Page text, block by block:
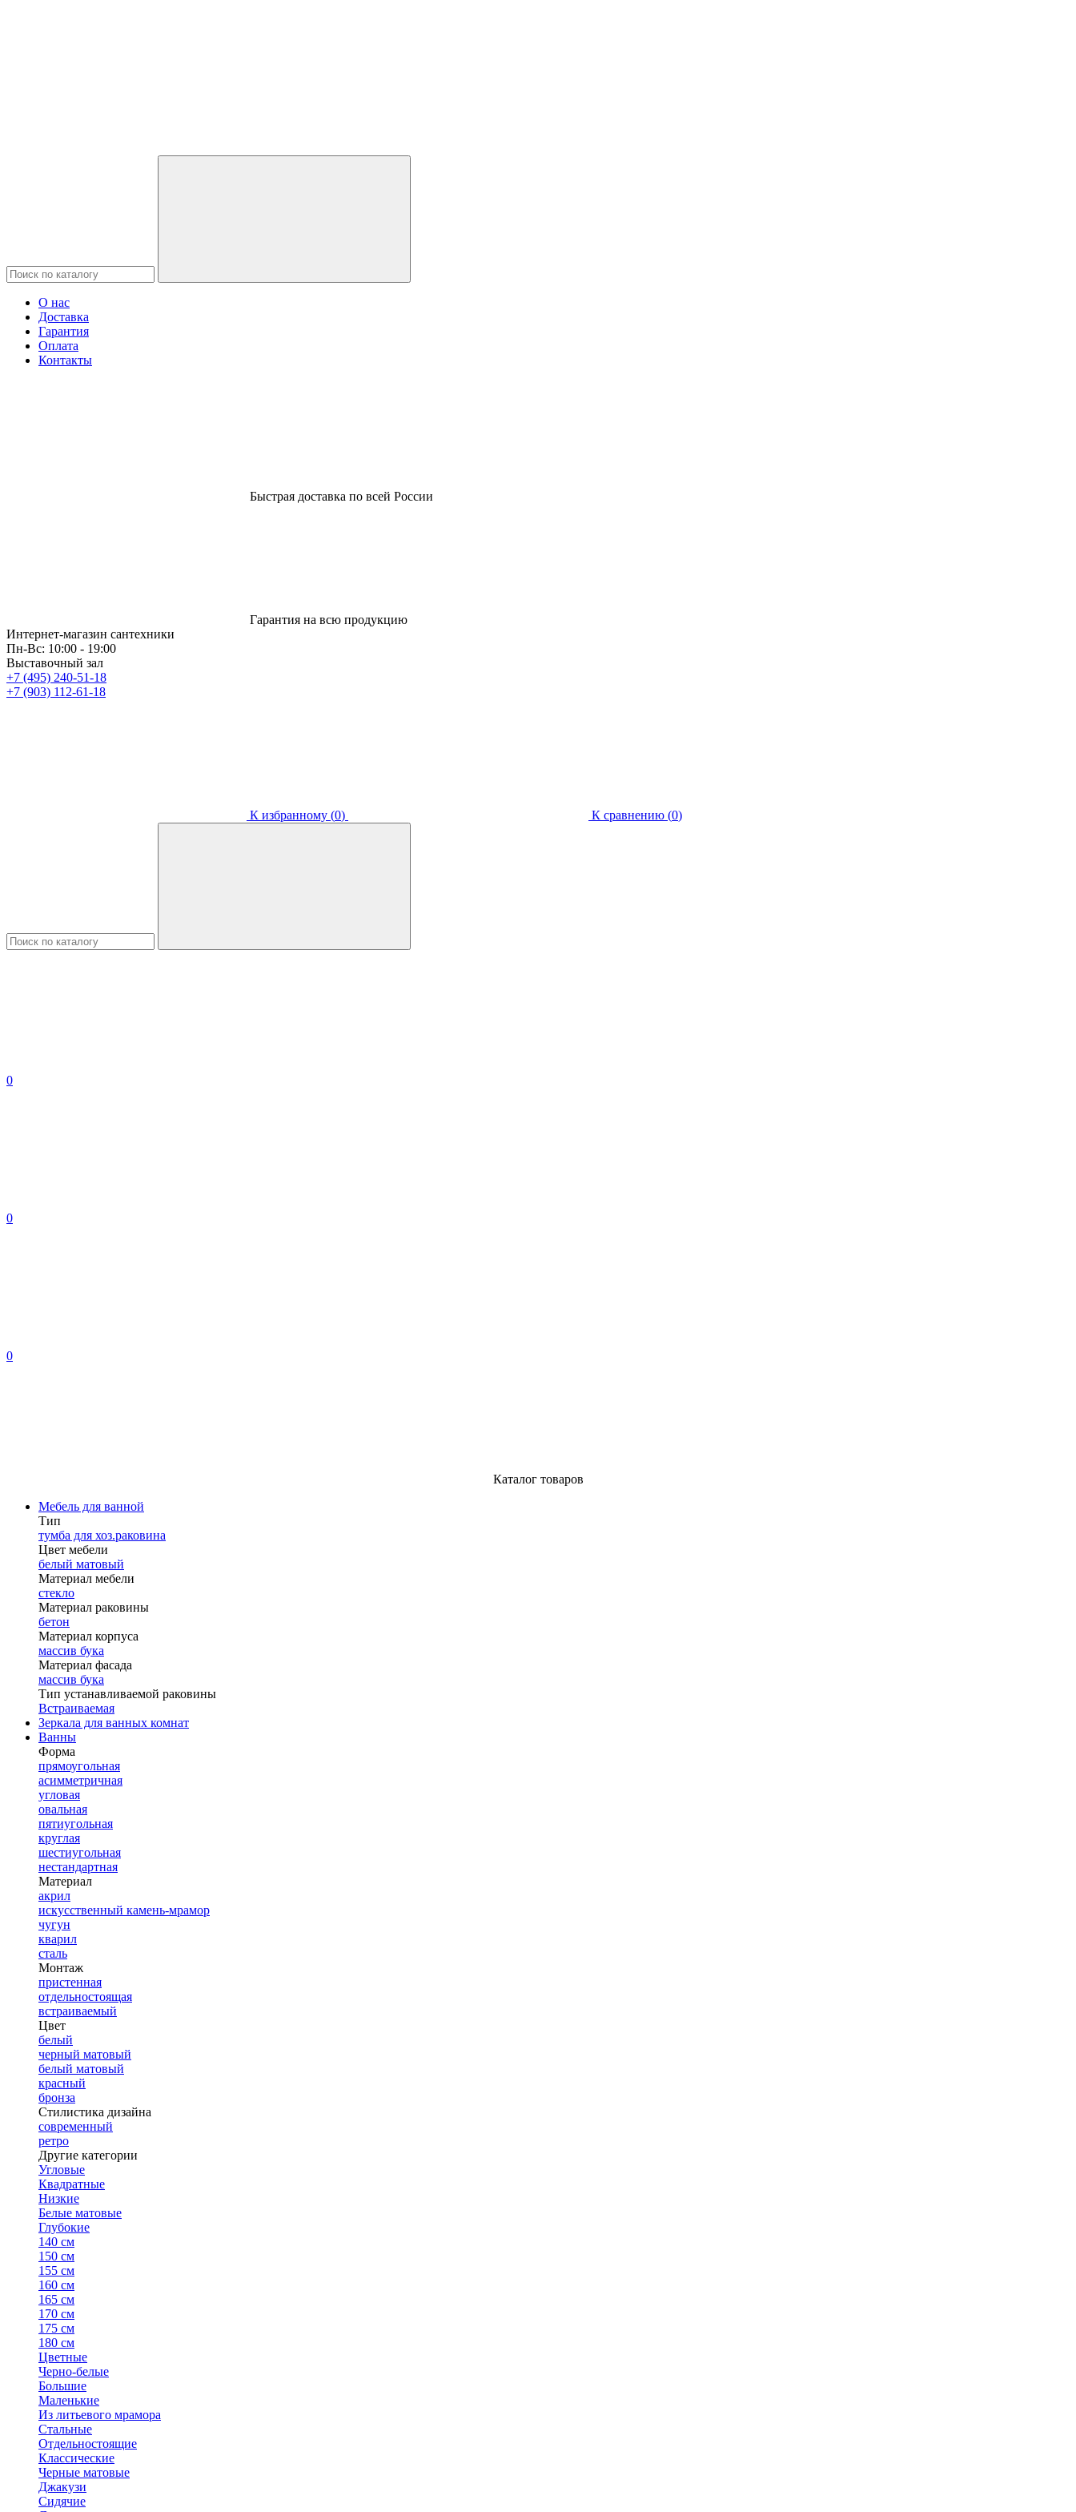
О нас
Доставка
Гарантия
Оплата
Контакты
Быстрая доставка по всей России
Гарантия на всю продукцию
Интернет-магазин сантехники
Пн-Вс: 10:00 - 19:00
Выставочный зал
+7 (495) 240-51-18
+7 (903) 112-61-18
К избранному (0) К сравнению (0)
0
0
0
Каталог товаров
Мебель для ванной
Тип
тумба для хоз.раковина
Цвет мебели
белый матовый
Материал мебели
стекло
Материал раковины
бетон
Материал корпуса
массив бука
Материал фасада
массив бука
Тип устанавливаемой раковины
Встраиваемая
Зеркала для ванных комнат
Ванны
Форма
прямоугольная
асимметричная
угловая
овальная
пятиугольная
круглая
шестиугольная
нестандартная
Материал
акрил
искусственный камень-мрамор
чугун
кварил
сталь
Монтаж
пристенная
отдельностоящая
встраиваемый
Цвет
белый
черный матовый
белый матовый
красный
бронза
Стилистика дизайна
современный
ретро
Другие категории
Угловые
Квадратные
Низкие
Белые матовые
Глубокие
140 см
150 см
155 см
160 см
165 см
170 см
175 см
180 см
Цветные
Черно-белые
Большие
Маленькие
Из литьевого мрамора
Стальные
Отдельностоящие
Классические
Черные матовые
Джакузи
Сидячие